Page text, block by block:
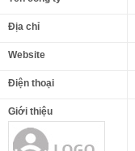
Địa chỉ
Website
Điện thoại
Giới thiệu